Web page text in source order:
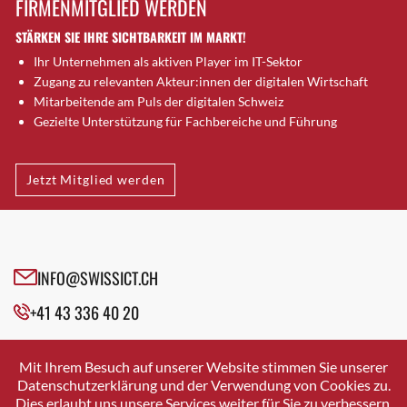
Brugg AG
Brütten
Bubendorf
Bubikon
Buchs (SG)
Bäretswil
Bülach
Cazis
Crissier
Davos Platz
Dierikon
Dietikon
FIRMENMITGLIED WERDEN
STÄRKEN SIE IHRE SICHTBARKEIT IM MARKT!
Ihr Unternehmen als aktiven Player im IT-Sektor
Zugang zu relevanten Akteur:innen der digitalen Wirtschaft
Mitarbeitende am Puls der digitalen Schweiz
Gezielte Unterstützung für Fachbereiche und Führung
Jetzt Mitglied werden
INFO@SWISSICT.CH
+41 43 336 40 20
SWISSICT
VULKANSTRASSE 120
8048 ZURICH
Mit Ihrem Besuch auf unserer Website stimmen Sie unserer
Datenschutzerklärung und der Verwendung von Cookies zu.
Dies erlaubt uns unsere Services weiter für Sie zu verbessern.